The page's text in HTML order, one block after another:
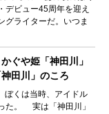
デビュー45周年を迎え
グライターだ。いつま
ぐや姫「神田川」
田川」のころ
ぼくは当時、アイドル
た。 実は「神田川」